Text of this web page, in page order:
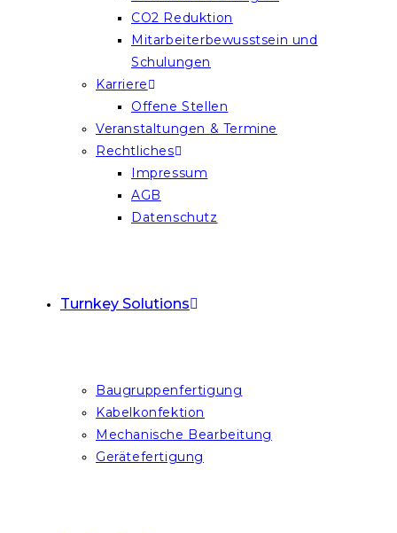
CO2 Reduktion
Mitarbeiterbewusstsein und
Schulungen
Karriere
Offene Stellen
Veranstaltungen & Termine
Rechtliches
Impressum
AGB
Datenschutz
Turnkey Solutions
Baugruppenfertigung
Kabelkonfektion
Mechanische Bearbeitung
Gerätefertigung